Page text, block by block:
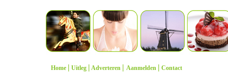
Home | Uitleg | Adverteren | Aanmelden | Contact